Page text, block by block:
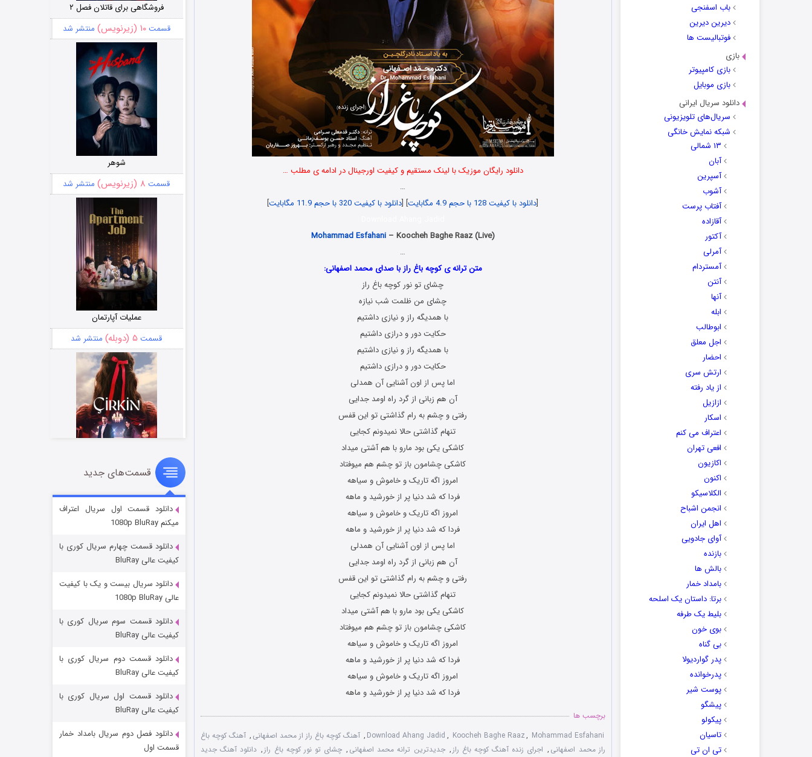
باب اسفنجی
دیرین دیرین
فوتبالیست ها
بازی
بازی کامپیوتر
بازی موبایل
دانلود سریال ایرانی
سریال‌های تلویزیونی
شبکه نمایش خانگی
۱۳ شمالی
آبان
آسپرین
آشوب
آفتاب پرست
آقازاده
آکتور
آمرلی
آمستردام
آنتن
آنها
ابله
ابوطالب
اجل معلق
احضار
ارتش سری
از یاد رفته
ازازیل
اسکار
اعتراف می کنم
افعی تهران
اکازیون
اکنون
الکلاسیکو
انجمن اشباح
اهل ایران
آوای جادویی
بازنده
بالش ها
بامداد خمار
برتا: داستان یک اسلحه
بلیط یک‌‌ طرفه
بوی خون
بی گناه
پدر گواردیولا
پدرخوانده
پوست شیر
پیشگو
پیکولو
تاسیان
تی ان تی
دانلود رایگان موزیک با لینک مستقیم و کیفیت اورجینال در ادامه ی مطلب …
…
[دانلود با کیفیت 128 با حجم 4.9 مگابایت ] [دانلود با کیفیت 320 با حجم 11.9 مگابایت
]
Mohammad Esfahani– Koocheh Baghe Raaz (Live)
…
متن ترانه ی کوچه باغ راز با صدای محمد اصفهانی:
چشای تو نور کوچه باغ راز
چشای من ظلمت شب نیازه
با همدیگه راز و نیازی داشتیم
حکایت دور و درازی داشتیم
با همدیگه راز و نیازی داشتیم
حکایت دور و درازی داشتیم
اما پس از اون آشنایی آن همدلی
آن هم زبانی از گرد راه اومد جدایی
رفتی و چشم به رام گذاشتی تو این قفس
تنهام گذاشتی حالا نمیدونم کجایی
کاشکی یکی بود مارو با هم آشتی میداد
کاشکی چشامون باز تو چشم هم میوفتاد
امروز اگه تاریک و خاموش و سیاهه
فردا که شد دنیا پر از خورشید و ماهه
امروز اگه تاریک و خاموش و سیاهه
فردا که شد دنیا پر از خورشید و ماهه
اما پس از اون آشنایی آن همدلی
آن هم زبانی از گرد راه اومد جدایی
رفتی و چشم به رام گذاشتی تو این قفس
تنهام گذاشتی حالا نمیدونم کجایی
کاشکی یکی بود مارو با هم آشتی میداد
کاشکی چشامون باز تو چشم هم میوفتاد
امروز اگه تاریک و خاموش و سیاهه
فردا که شد دنیا پر از خورشید و ماهه
امروز اگه تاریک و خاموش و سیاهه
فردا که شد دنیا پر از خورشید و ماهه
برچسب ها
Download Ahang Jadid , Koocheh Baghe Raaz, Mohammad Esfahani
, آهنگ کوچه باغ راز از محمد اصفهانی , آهنگ کوچه باغ
راز محمد اصفهانی , اجرای زنده آهنگ کوچه باغ راز , جدیدترین ترانه محمد اصفهانی , چشای تو نور کوچه باغ راز , دانلود آهنگ جدید
فروشگاهی برای قاتلان فصل ۲
قسمت۱۰ (زیرنویس) منتشر شد
شوهر
قسمت ۸ (زیرنویس) منتشر شد
عملیات آپارتمان
قسمت ۵ (دوبله) منتشر شد
سریال زشت
قسمت۲ (زیرنویس) منتشر شد
مردگان متحرک: شهر مرده ۳
قسمت‌های جدید
دانلود قسمت اول سریال اعتراف
میکنم 1080p BluRay
دانلود قسمت چهارم سریال کوری با
کیفیت عالی BluRay
دانلود سریال بیست و یک با کیفیت
عالی 1080p BluRay
دانلود قسمت سوم سریال کوری با
کیفیت عالی BluRay
دانلود قسمت دوم سریال کوری با
کیفیت عالی BluRay
دانلود قسمت اول سریال کوری با
کیفیت عالی BluRay
دانلود فصل دوم سریال بامداد خمار
قسمت اول